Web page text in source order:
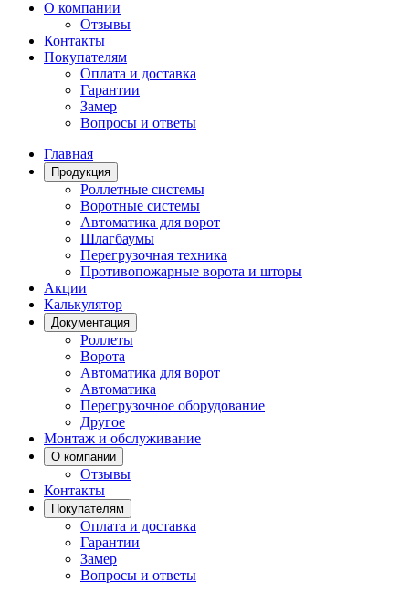
О компании
Отзывы
Контакты
Покупателям
Оплата и доставка
Гарантии
Замер
Вопросы и ответы
Главная
Продукция
Роллетные системы
Воротные системы
Автоматика для ворот
Шлагбаумы
Перегрузочная техника
Противопожарные ворота и шторы
Акции
Калькулятор
Документация
Роллеты
Ворота
Автоматика для ворот
Автоматика
Перегрузочное оборудование
Другое
Монтаж и обслуживание
О компании
Отзывы
Контакты
Покупателям
Оплата и доставка
Гарантии
Замер
Вопросы и ответы